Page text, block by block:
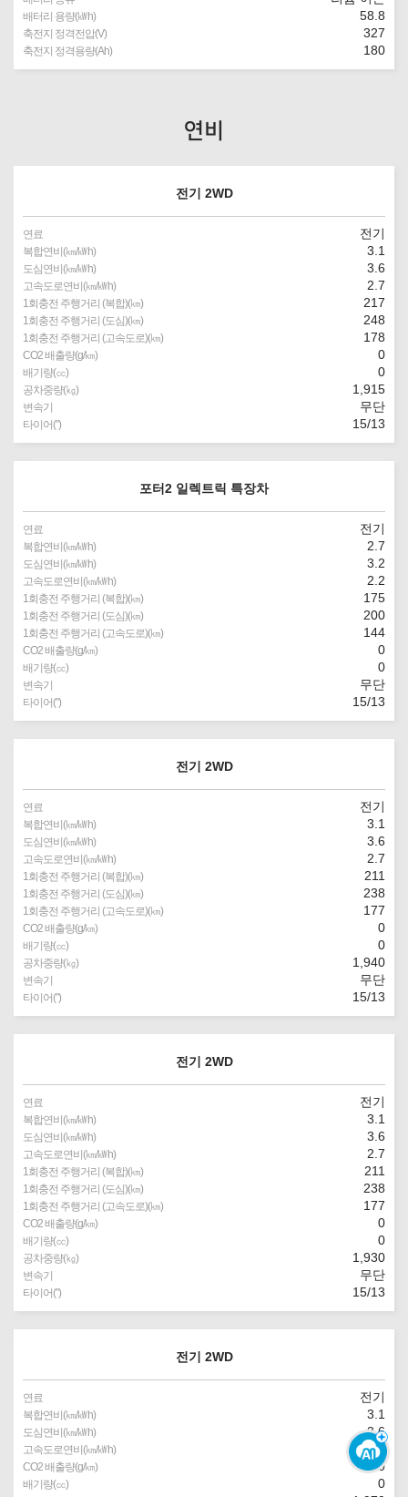
배터리 용량(㎾h) 58.8
축전지 정격전압(V) 327
축전지 정격용량(Ah) 180
연비
전기 2WD
연료 전기
복합연비(㎞/㎾h) 3.1
도심연비(㎞/㎾h) 3.6
고속도로연비(㎞/㎾h) 2.7
1회충전 주행거리 (복합)(㎞) 217
1회충전 주행거리 (도심)(㎞) 248
1회충전 주행거리 (고속도로)(㎞) 178
CO2 배출량(g/㎞) 0
배기량(㏄) 0
공차중량(㎏) 1,915
변속기 무단
타이어(″) 15/13
포터2 일렉트릭 특장차
연료 전기
복합연비(㎞/㎾h) 2.7
도심연비(㎞/㎾h) 3.2
고속도로연비(㎞/㎾h) 2.2
1회충전 주행거리 (복합)(㎞) 175
1회충전 주행거리 (도심)(㎞) 200
1회충전 주행거리 (고속도로)(㎞) 144
CO2 배출량(g/㎞) 0
배기량(㏄) 0
변속기 무단
타이어(″) 15/13
전기 2WD
연료 전기
복합연비(㎞/㎾h) 3.1
도심연비(㎞/㎾h) 3.6
고속도로연비(㎞/㎾h) 2.7
1회충전 주행거리 (복합)(㎞) 211
1회충전 주행거리 (도심)(㎞) 238
1회충전 주행거리 (고속도로)(㎞) 177
CO2 배출량(g/㎞) 0
배기량(㏄) 0
공차중량(㎏) 1,940
변속기 무단
타이어(″) 15/13
전기 2WD
연료 전기
복합연비(㎞/㎾h) 3.1
도심연비(㎞/㎾h) 3.6
고속도로연비(㎞/㎾h) 2.7
1회충전 주행거리 (복합)(㎞) 211
1회충전 주행거리 (도심)(㎞) 238
1회충전 주행거리 (고속도로)(㎞) 177
CO2 배출량(g/㎞) 0
배기량(㏄) 0
공차중량(㎏) 1,930
변속기 무단
타이어(″) 15/13
전기 2WD
연료 전기
복합연비(㎞/㎾h) 3.1
도심연비(㎞/㎾h) 3.6
고속도로연비(㎞/㎾h) 2.7
CO2 배출량(g/㎞) 0
배기량(㏄) 0